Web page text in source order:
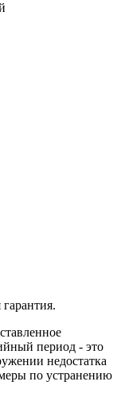
период - это
недостатка
по устранению